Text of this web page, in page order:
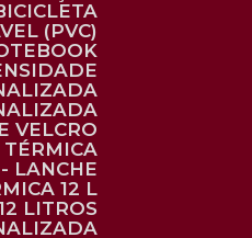
(PVC)
VELCRO
TÉRMICA
- LANCHE
12 L
LITROS